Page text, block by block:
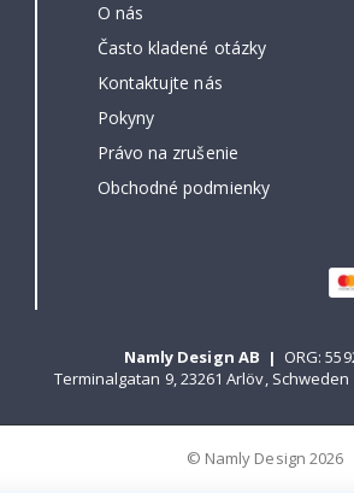
O nás
Často kladené otázky
Kontaktujte nás
Pokyny
Právo na zrušenie
Obchodné podmienky
Namly Design AB | ORG:
Terminalgatan 9, 23261 Arlöv, Schweden
© Namly Design 2026